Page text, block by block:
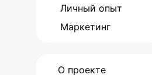
Личный опыт
Маркетинг
О проекте